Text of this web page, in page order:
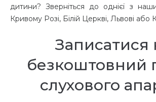
дитини? Зверніться до однієї з
Кривому Розі, Білій Церкві, Львові або
Записатися
безкоштовний
слухового